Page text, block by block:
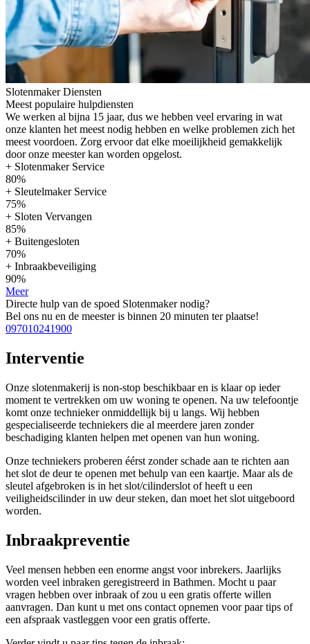
Slotenmaker Diensten
Meest populaire hulpdiensten
We werken al bijna 15 jaar, dus we hebben veel ervaring in wat
onze klanten het meest nodig hebben en welke problemen zich het
meest voordoen. Zorg ervoor dat elke moeilijkheid gemakkelijk
door onze meester kan worden opgelost.
+ Slotenmaker Service
80%
+ Sleutelmaker Service
75%
+ Sloten Vervangen
85%
+ Buitengesloten
70%
+ Inbraakbeveiliging
90%
Meer
Directe hulp van de spoed Slotenmaker nodig?
Bel ons nu en de meester is binnen 20 minuten ter plaatse!
097010241900
Interventie
Onze slotenmakerij is non-stop beschikbaar en is klaar op ieder
moment te vertrekken om uw woning te openen. Na uw telefoontje
komt onze technieker onmiddellijk bij u langs. Wij hebben
gespecialiseerde techniekers die al meerdere jaren zonder
beschadiging klanten helpen met openen van hun woning.
Onze techniekers proberen éérst zonder schade aan te richten aan
het slot de deur te openen met behulp van een kaartje. Maar als de
sleutel afgebroken is in het slot/cilinderslot of heeft u een
veiligheidscilinder in uw deur steken, dan moet het slot uitgeboord
worden.
Inbraakpreventie
Veel mensen hebben een enorme angst voor inbrekers. Jaarlijks
worden veel inbraken geregistreerd in Bathmen. Mocht u paar
vragen hebben over inbraak of zou u een gratis offerte willen
aanvragen. Dan kunt u met ons contact opnemen voor paar tips of
een afspraak vastleggen voor een gratis offerte.